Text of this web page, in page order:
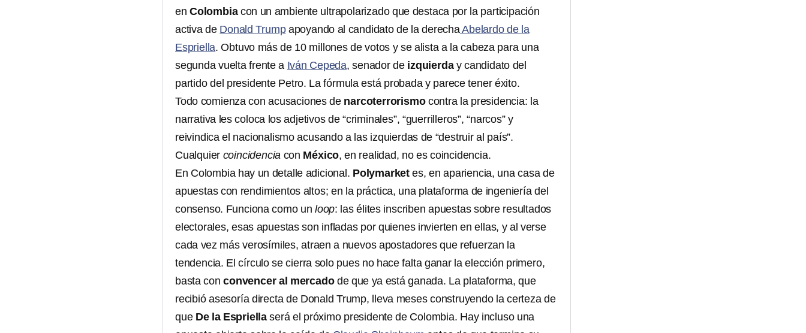
en Colombiacon un ambiente ultrapolarizado que destaca por la participación
activa de Donald Trumpapoyando al candidato de la derechaAbelardo de la
Espriella. Obtuvo más de 10 millones de votos y se alista a la cabeza para una
segunda vuelta frente a Iván Cepeda, senador de izquierday candidato del
partido del presidente Petro. La fórmula está probada y parece tener éxito.
Todo comienza con acusaciones de narcoterrorismocontra la presidencia: la
narrativa les coloca los adjetivos de “criminales”, “guerrilleros”, “narcos” y
reivindica el nacionalismo acusando a las izquierdas de “destruir al país”.
Cualquier coincidencia con México, en realidad, no es coincidencia.
En Colombia hay un detalle adicional. Polymarket es, en apariencia, una casa de
apuestas con rendimientos altos; en la práctica, una plataforma de ingeniería del
consenso. Funciona como unloop: las élites inscriben apuestas sobre resultados
electorales, esas apuestas son infladas por quienes invierten en ellas, y al verse
cada vez más verosímiles, atraen a nuevos apostadores que refuerzan la
tendencia. El círculo se cierra solo pues no hace falta ganar la elección primero,
basta conconvencer al mercadode que ya está ganada. La plataforma, que
recibió asesoría directa de Donald Trump, lleva meses construyendo la certeza de
que De la Espriella será el próximo presidente de Colombia. Hay incluso una